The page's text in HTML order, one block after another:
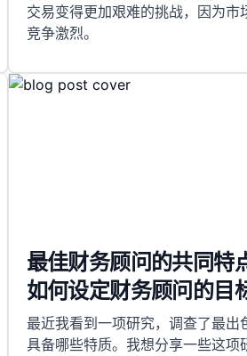
交易变得更加艰难的挑战，因为市
竞争激烈。
最佳财务顾问的共同特
如何设定财务顾问的目
最近我看到一项研究，调查了最出
具备哪些特质。我想分享一些这项